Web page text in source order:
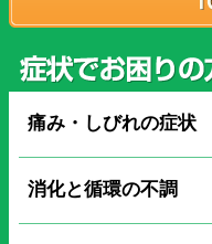
痛み・しびれの症状
消化と循環の不調